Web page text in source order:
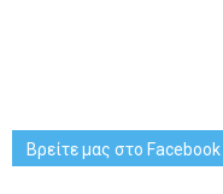
Βρείτε μας στο Facebook